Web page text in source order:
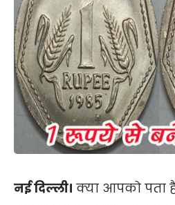
नई दिल्ली। क्या आपको पता